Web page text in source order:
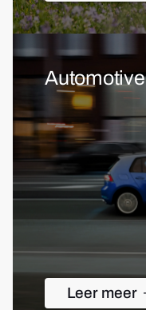
Automotive
Leer meer